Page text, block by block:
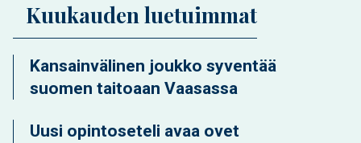
Kuukauden luetuimmat
Kansainvälinen joukko syventää
suomen taitoaan Vaasassa
Uusi opintoseteli avaa ovet